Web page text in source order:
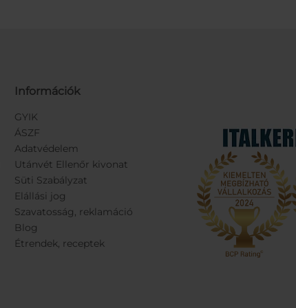
Információk
GYIK
ÁSZF
Adatvédelem
Utánvét Ellenőr kivonat
Süti Szabályzat
Elállási jog
Szavatosság, reklamáció
Blog
Étrendek, receptek